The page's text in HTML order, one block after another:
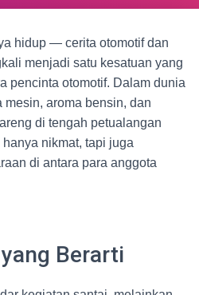
hidup — cerita otomotif dan
menjadi satu kesatuan yang
pencinta otomotif. Dalam dunia
aroma bensin, dan
di tengah petualangan
nikmat, tapi juga
di antara para anggota
Berarti